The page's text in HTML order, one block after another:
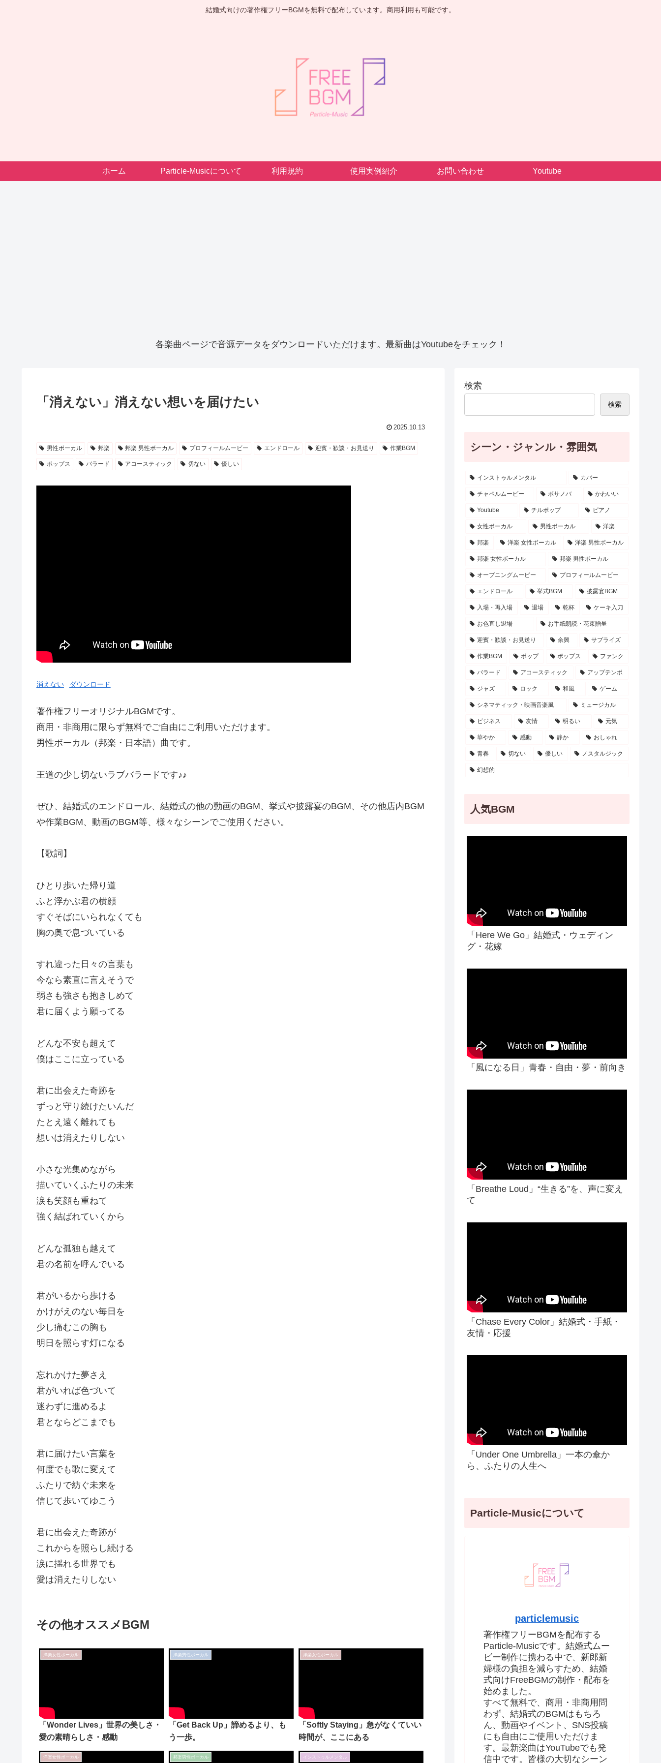
結婚式向けの著作権フリーBGMを無料で配布しています。商用利用も可能です。
ホーム Particle-Musicについて 利用規約 使用実例紹介 お問い合わせ Youtube
各楽曲ページで音源データをダウンロードいただけます。最新曲はYoutubeをチェック！
「消えない」消えない想いを届けたい
2025.10.13
男性ボーカル 邦楽 邦楽 男性ボーカル プロフィールムービー エンドロール 迎賓・歓談・お見送り 作業BGM
ポップス バラード アコースティック 切ない 優しい
消えない ダウンロード
著作権フリーオリジナルBGMです。
商用・非商用に限らず無料でご自由にご利用いただけます。
男性ボーカル（邦楽・日本語）曲です。
王道の少し切ないラブバラードです♪♪
ぜひ、結婚式のエンドロール、結婚式の他の動画のBGM、挙式や披露宴のBGM、その他店内BGM
や作業BGM、動画のBGM等、様々なシーンでご使用ください。
【歌詞】
ひとり歩いた帰り道
ふと浮かぶ君の横顔
すぐそばにいられなくても
胸の奥で息づいている
すれ違った日々の言葉も
今なら素直に言えそうで
弱さも強さも抱きしめて
君に届くよう願ってる
どんな不安も超えて
僕はここに立っている
君に出会えた奇跡を
ずっと守り続けたいんだ
たとえ遠く離れても
想いは消えたりしない
小さな光集めながら
描いていくふたりの未来
涙も笑顔も重ねて
強く結ばれていくから
どんな孤独も越えて
君の名前を呼んでいる
君がいるから歩ける
かけがえのない毎日を
少し痛むこの胸も
明日を照らす灯になる
忘れかけた夢さえ
君がいれば色づいて
迷わずに進めるよ
君とならどこまでも
君に届けたい言葉を
何度でも歌に変えて
ふたりで紡ぐ未来を
信じて歩いてゆこう
君に出会えた奇跡が
これからを照らし続ける
涙に揺れる世界でも
愛は消えたりしない
その他オススメBGM
洋楽女性ボーカル
「Wonder Lives」世界の美しさ・
愛の素晴らしさ・感動
洋楽男性ボーカル
「Get Back Up」諦めるより、も
う一歩。
洋楽女性ボーカル
「Softly Staying」急がなくていい
時間が、ここにある
洋楽女性ボーカル 邦楽男性ボーカル インストゥルメンタル
検索
検索
シーン・ジャンル・雰囲気
インストゥルメンタル カバー
チャペルムービー ボサノバ かわいい
Youtube チルポップ ピアノ
女性ボーカル 男性ボーカル 洋楽
邦楽 洋楽 女性ボーカル 洋楽 男性ボーカル
邦楽 女性ボーカル 邦楽 男性ボーカル
オープニングムービー プロフィールムービー
エンドロール 挙式BGM 披露宴BGM
入場・再入場 退場 乾杯 ケーキ入刀
お色直し退場 お手紙朗読・花束贈呈
迎賓・歓談・お見送り 余興 サプライズ
作業BGM ポップ ポップス ファンク
バラード アコースティック アップテンポ
ジャズ ロック 和風 ゲーム
シネマティック・映画音楽風 ミュージカル
ビジネス 友情 明るい 元気
華やか 感動 静か おしゃれ
青春 切ない 優しい ノスタルジック
幻想的
人気BGM
「Here We Go」結婚式・ウェディン
グ・花嫁
「風になる日」青春・自由・夢・前向き
「Breathe Loud」“生きる”を、声に変え
て
「Chase Every Color」結婚式・手紙・
友情・応援
「Under One Umbrella」一本の傘か
ら、ふたりの人生へ
Particle-Musicについて
particlemusic
著作権フリーBGMを配布する
Particle-Musicです。結婚式ムー
ビー制作に携わる中で、新郎新
婦様の負担を減らすため、結婚
式向けFreeBGMの制作・配布を
始めました。
すべて無料で、商用・非商用問
わず、結婚式のBGMはもちろ
ん、動画やイベント、SNS投稿
にも自由にご使用いただけま
す。最新楽曲はYouTubeでも発
信中です。皆様の大切なシーン